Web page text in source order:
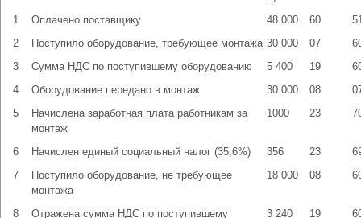
1
Оплачено поставщику 48 000 60
2
Поступило оборудование, требующее монтажа 30 000 07
3
Сумма НДС по поступившему оборудованию 5 400 19
4
Оборудование передано в монтаж 30 000 08
5
Начислена заработная плата работникам за
монтаж
1000 23
6 Начислен единый социальный налог (35,6%) 356 23
7
Поступило оборудование, не требующее
монтажа
18 000 08
8
Отражена сумма НДС по поступившему
3 240 19